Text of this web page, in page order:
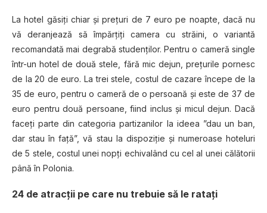
La hotel găsiţi chiar şi preţuri de 7 euro pe noapte, dacă nu
vă deranjează să împărţiţi camera cu străini, o variantă
recomandată mai degrabă studenţilor. Pentru o cameră single
într-un hotel de două stele, fără mic dejun, preţurile pornesc
de la 20 de euro. La trei stele, costul de cazare începe de la
35 de euro, pentru o cameră de o persoană şi este de 37 de
euro pentru două persoane, fiind inclus şi micul dejun. Dacă
faceţi parte din categoria partizanilor la ideea ”dau un ban,
dar stau în faţă”, vă stau la dispoziţie şi numeroase hoteluri
de 5 stele, costul unei nopţi echivalând cu cel al unei călătorii
până în Polonia.
24 de atracţii pe care nu trebuie să le rataţi